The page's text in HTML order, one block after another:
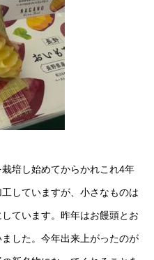
培し始めてからかれこれ4年
していますが、小さなものは
ています。昨年はお饅頭とお
した。今年出来上がったのが